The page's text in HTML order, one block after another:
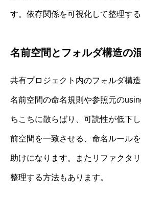
す。依存関係を可視化して整理する
名前空間とフォルダ構造の
共有プロジェクト内のフォルダ構
名前空間の命名規則や参照元の
ちこちに散らばり、可読性が低下
前空間を一致させる、命名ルール
助けになります。またリファクタ
整理する方法もあります。